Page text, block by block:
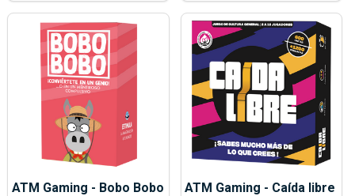
ATM Gaming - Bobo Bobo ATM Gaming - Caída libre